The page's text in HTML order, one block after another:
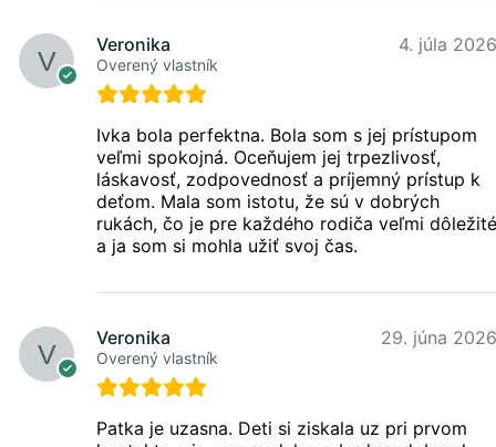
Veronika
Overený vlastník
4. júla 2026
Ivka bola perfektna. Bola som s jej prístupom
veľmi spokojná. Oceňujem jej trpezlivosť,
láskavosť, zodpovednosť a príjemný prístup k
deťom. Mala som istotu, že sú v dobrých
rukách, čo je pre každého rodiča veľmi dôležité
a ja som si mohla užiť svoj čas.
Veronika
Overený vlastník
29. júna 2026
Patka je uzasna. Deti si ziskala uz pri prvom